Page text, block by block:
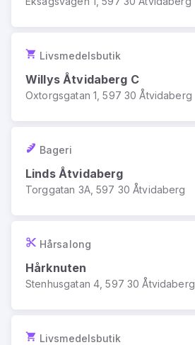
Livsmedelsbutik
Willys Åtvidaberg C
Oxtorgsgatan 1, 597 30 Åtvidaberg
Bageri
Linds Åtvidaberg
Torggatan 3A, 597 30 Åtvidaberg
Hårsalong
Hårknuten
Stenhusgatan 4, 597 30 Åtvidaberg
Livsmedelsbutik